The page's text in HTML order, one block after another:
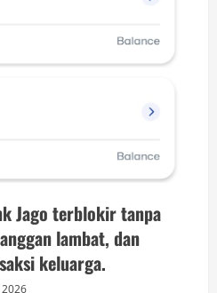
Jago terblokir tanpa
lambat, dan
keluarga.
2026